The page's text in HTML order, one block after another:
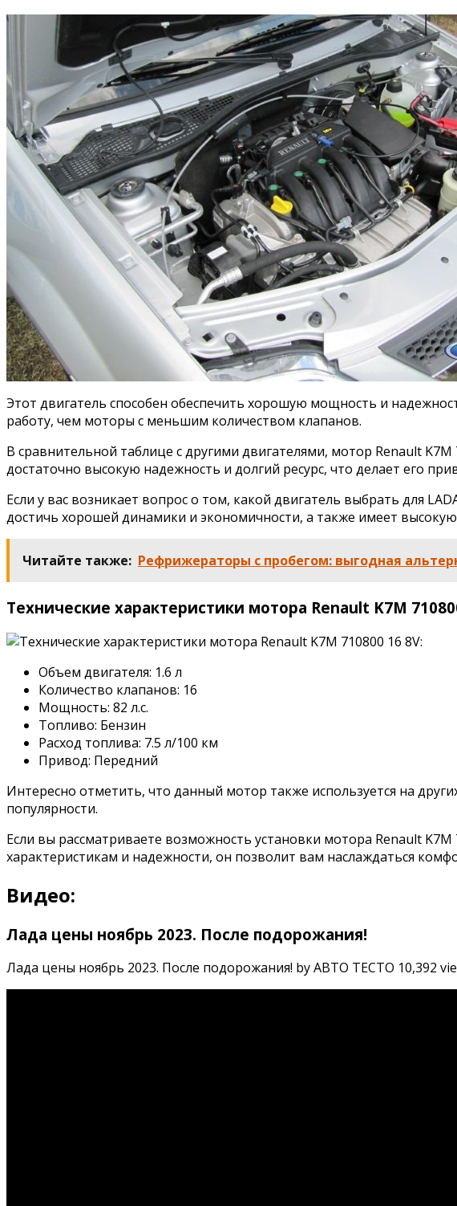
Этот двигатель способен обеспечить хорошую мощность и
работу, чем моторы с меньшим количеством клапанов.
В сравнительной таблице с другими двигателями, мотор Renault
достаточно высокую надежность и долгий ресурс, что делает его
Если у вас возникает вопрос о том, какой двигатель выбрать для
достичь хорошей динамики и экономичности, а также имеет
Читайте также: Рефрижераторы с пробегом: выгодная
Технические характеристики мотора Renault K7M
Объем двигателя: 1.6 л
Количество клапанов: 16
Мощность: 82 л.с.
Топливо: Бензин
Расход топлива: 7.5 л/100 км
Привод: Передний
Интересно отметить, что данный мотор также используется на
популярности.
Если вы рассматриваете возможность установки мотора Renault
характеристикам и надежности, он позволит вам наслаждаться
Видео:
Лада цены ноябрь 2023. После подорожания!
Лада цены ноябрь 2023. После подорожания! by АВТО ТЕСТО 10,392